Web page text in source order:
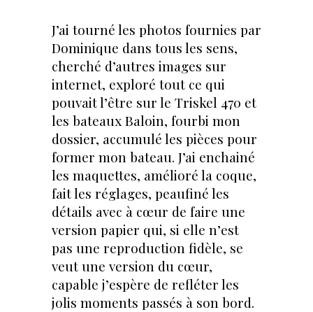
J’ai tourné les photos fournies par
Dominique dans tous les sens,
cherché d’autres images sur
internet, exploré tout ce qui
pouvait l’être sur le Triskel 470 et
les bateaux Baloin, fourbi mon
dossier, accumulé les pièces pour
former mon bateau. J’ai enchainé
les maquettes, amélioré la coque,
fait les réglages, peaufiné les
détails avec à cœur de faire une
version papier qui, si elle n’est
pas une reproduction fidèle, se
veut une version du cœur,
capable j’espère de refléter les
jolis moments passés à son bord.